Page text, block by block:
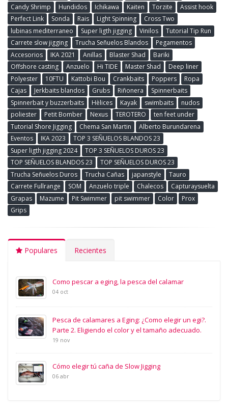
Candy Shrimp
Hundidos Ichikawa Kaiten Torzite
Assist hook
Perfect Link
Sonda Rais Light Spinning
Cross Two
lubinas mediterraneo
Super ligth jigging Vinilos
Tutorial Tip Run
Carrete slow jigging
Trucha Señuelos Blandos
Pegamentos
Accesorios
IKA 2021 Anillas Blaster Shad
Bariki
Offshore casting
Anzuelo Hi TIDE Master Shad
Deep liner
Polyester
10FTU Kattobi Bou Crankbaits Poppers
Ropa
Cajas
Jerkbaits blandos Grubs Riñonera
Spinnerbaits
Spinnerbait y buzzerbaits
Hèlices Kayak swimbaits
nudos
poliester
Petit Bomber Nexus TEROTERO
ten feet under
Tutorial Shore Jigging
Chema San Martin
Alberto Burundarena
Eventos
IKA 2023
TOP 3 SEÑUELOS BLANDOS 23
Super ligth jigging 2024
TOP 3 SEÑUELOS DUROS 23
TOP SEÑUELOS BLANDOS 23
TOP SEÑUELOS DUROS 23
Trucha Señuelos Duros
Trucha Cañas japanstyle
Tauro
Carrete Fullrange
SOM Anzuelo triple Chalecos
Capturaysuelta
Grapas
Mazume Pit Swimmer pit swimmer Color
Prox
Grips
Populares Recientes
Como pescar a eging, la pesca del calamar
04 oct
Pesca de calamares a Eging: ¿Como elegir un egi?.
Parte 2. Eligiendo el color y el tamaño adecuado.
19 nov
Cómo elegir tú caña de Slow Jigging
06 abr